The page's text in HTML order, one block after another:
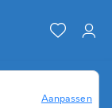
Aanpassen